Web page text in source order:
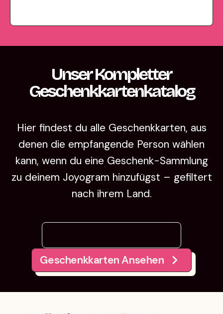
Unser Kompletter
Geschenkkartenkatalog
Hier findest du alle Geschenkkarten, aus
denen die empfangende Person wählen
kann, wenn du eine Geschenk-Sammlung
zu deinem Joyogram hinzufügst – gefiltert
nach ihrem Land.
Geschenkkarten Ansehen